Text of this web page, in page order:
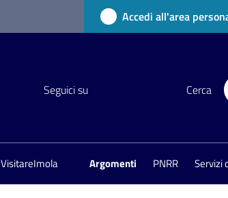
Accedi all'area
Seguici su Cerca
VisitareImola Argomenti PNRR Servizi